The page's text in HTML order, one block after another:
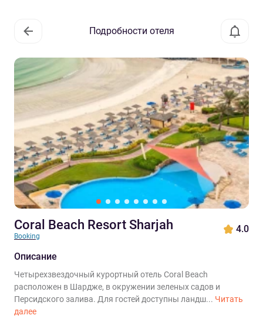
Подробности отеля
Coral Beach Resort Sharjah
Booking
4.0
Описание
Четырехзвездочный курортный отель Coral Beach
расположен в Шардже, в окружении зеленых садов и
Персидского залива. Для гостей доступны ландш... Читать
далее